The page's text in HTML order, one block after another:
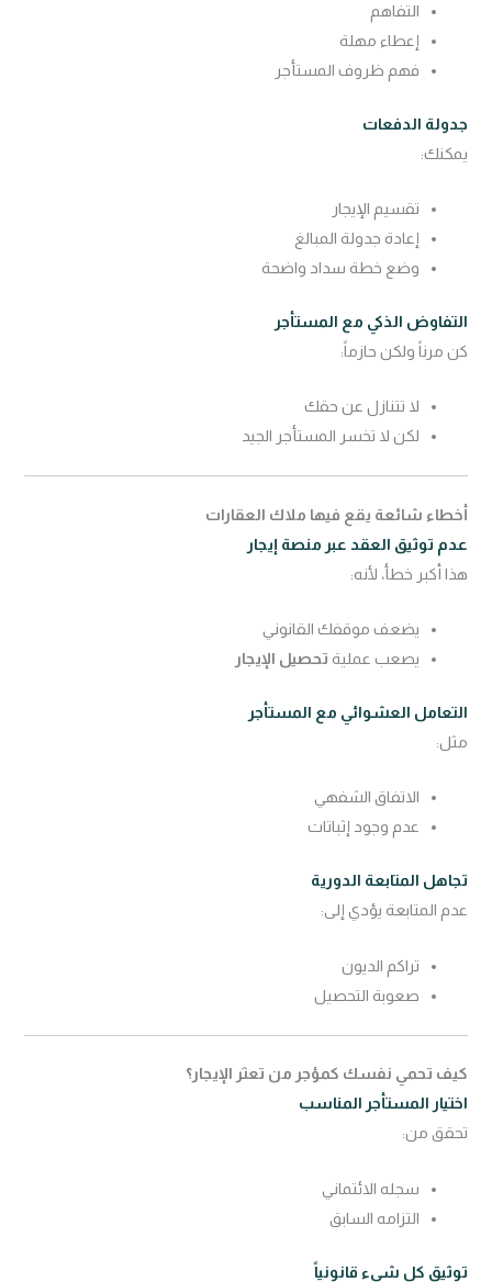
التفاهم
إعطاء مهلة
فهم ظروف المستأجر
جدولة الدفعات
يمكنك:
تقسيم الإيجار
إعادة جدولة المبالغ
وضع خطة سداد واضحة
التفاوض الذكي مع المستأجر
كن مرناً ولكن حازماً:
لا تتنازل عن حقك
لكن لا تخسر المستأجر الجيد
أخطاء شائعة يقع فيها ملاك العقارات
عدم توثيق العقد عبر منصة إيجار
هذا أكبر خطأ، لأنه:
يضعف موقفك القانوني
يصعب عملية تحصيل الإيجار
التعامل العشوائي مع المستأجر
مثل:
الاتفاق الشفهي
عدم وجود إثباتات
تجاهل المتابعة الدورية
عدم المتابعة يؤدي إلى:
تراكم الديون
صعوبة التحصيل
كيف تحمي نفسك كمؤجر من تعثر الإيجار؟
اختيار المستأجر المناسب
تحقق من:
سجله الائتماني
التزامه السابق
توثيق كل شيء قانونياً